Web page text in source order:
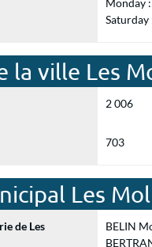
Monday
Saturday
la ville Les
2 006
703
Les
de Les
BELIN